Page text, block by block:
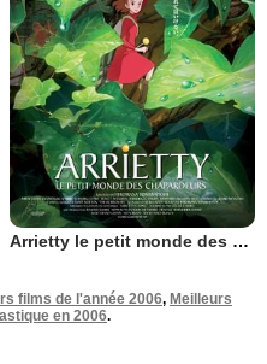
Arrietty le petit monde des chapardeurs
films de l'année 2006, Meilleurs
en 2006.